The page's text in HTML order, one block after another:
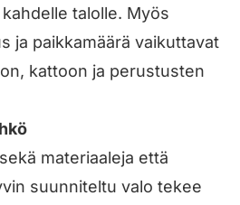
talolle. Myös
ja paikkamäärä vaikuttavat
kattoon ja perustusten
materiaaleja että
suunniteltu valo tekee